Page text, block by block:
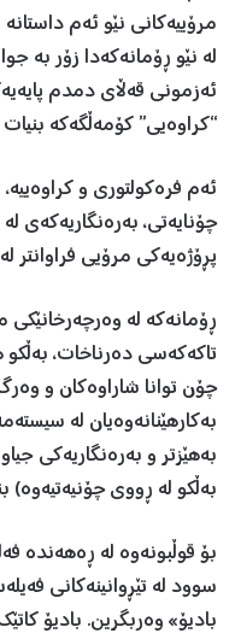
مرۆییەکانی نێو ئەم
لە نێو ڕۆمانەکەدا زۆر بە
ئەزمونی قەڵای دمدم
“کراوەیی” کۆمەڵگەکە بنیات
ئەم فرەکولتوری و
چۆنایەتی،
پڕۆژەیەکی مرۆیی فراوانتر
ڕۆمانەکە لە وەرچەرخانێکی
تاکەکەسی دەرناخات،
چۆن توانا شاراوەکان و
بەکارهێنانەوەیان لە
بەهێزتر و بەرەنگاریەکی
بەڵکو لە ڕووی چۆنیەتیەوە)
بۆ قوڵبونەوە لە ڕەهەندە
سوود لە تێڕوانینەکانی
بادیۆ» وەربگرین. بادیۆ